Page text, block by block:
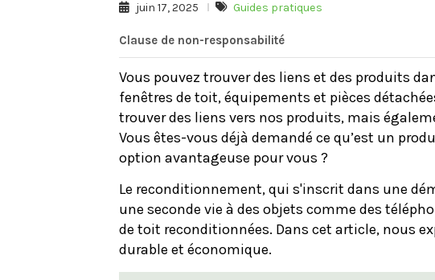
juin 17, 2025 Guides pratiques
Clause de non-responsabilité
Vous pouvez trouver des liens et des produits
fenêtres de toit, équipements et pièces
trouver des liens vers nos produits, mais
Vous êtes-vous déjà demandé ce qu’est un
option avantageuse pour vous ?
Le reconditionnement, qui s'inscrit dans une
une seconde vie à des objets comme des
de toit reconditionnées. Dans cet article, nous
durable et économique.